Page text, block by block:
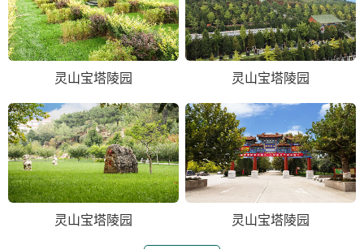
灵山宝塔陵园 灵山宝塔陵园
灵山宝塔陵园 灵山宝塔陵园